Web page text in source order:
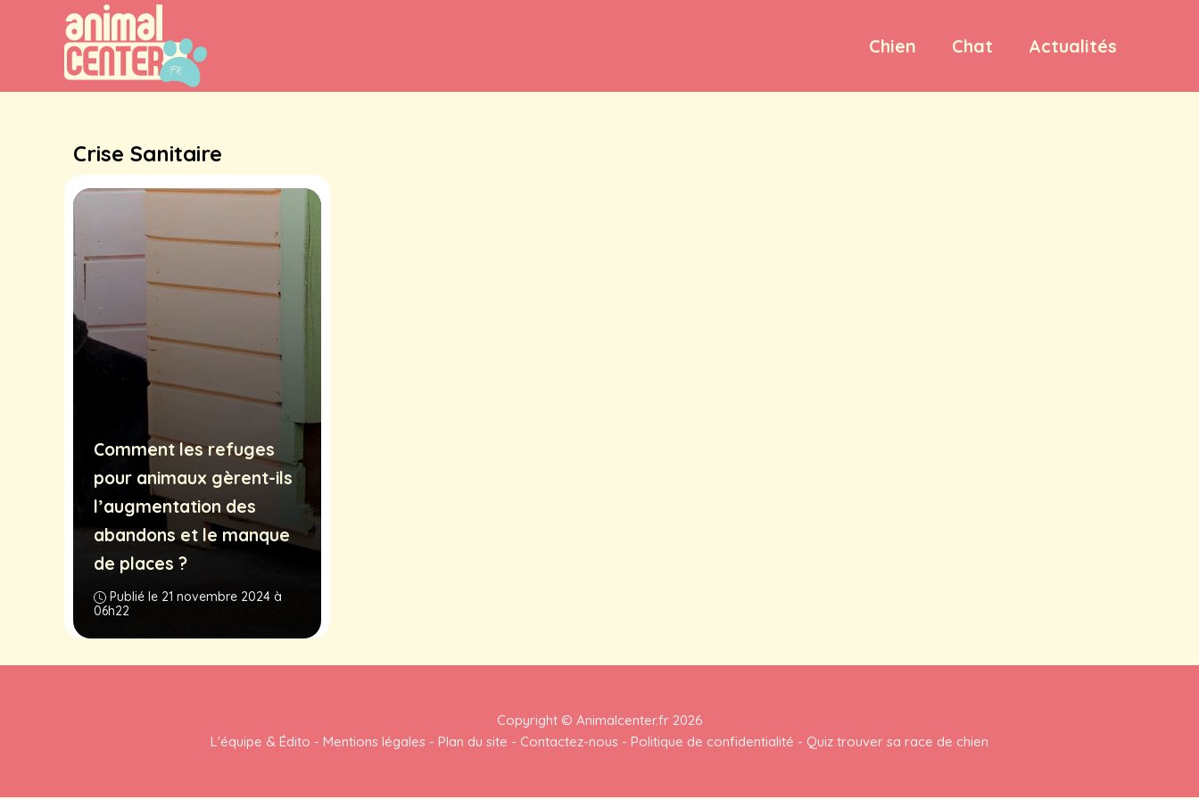
Chien Chat Actualités
Crise Sanitaire
Comment les refuges
pour animaux gèrent-ils
l’augmentation des
abandons et le manque
de places ?
Publié le 21 novembre 2024 à
06h22
Copyright © Animalcenter.fr 2026
L'équipe & Édito - Mentions légales - Plan du site - Contactez-nous - Politique de confidentialité - Quiz trouver sa race de chien